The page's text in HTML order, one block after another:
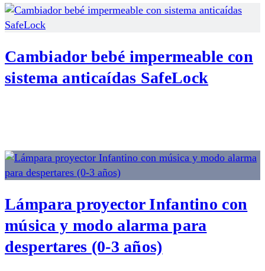
Cambiador bebé impermeable con
sistema anticaídas SafeLock
Lámpara proyector Infantino con
música y modo alarma para
despertares (0-3 años)